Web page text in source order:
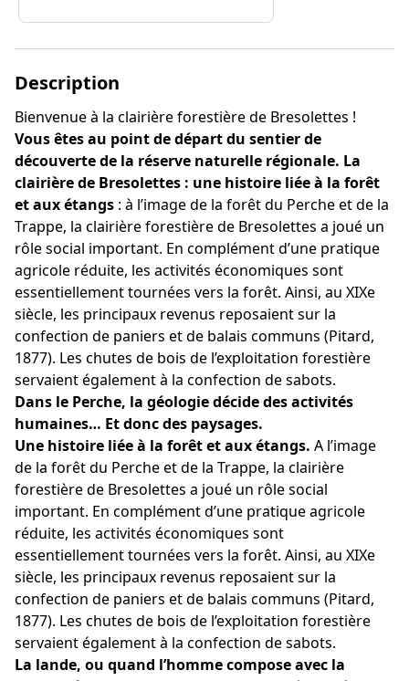
Description
Bienvenue à la clairière forestière de Bresolettes !
Vous êtes au point de départ du sentier de
découverte de la réserve naturelle régionale. La
clairière de Bresolettes : une histoire liée à la forêt
et aux étangs : à l’image de la forêt du Perche et de la
Trappe, la clairière forestière de Bresolettes a joué un
rôle social important. En complément d’une pratique
agricole réduite, les activités économiques sont
essentiellement tournées vers la forêt. Ainsi, au XIXe
siècle, les principaux revenus reposaient sur la
confection de paniers et de balais communs (Pitard,
1877). Les chutes de bois de l’exploitation forestière
servaient également à la confection de sabots.
Dans le Perche, la géologie décide des activités
humaines… Et donc des paysages.
Une histoire liée à la forêt et aux étangs. A l’image
de la forêt du Perche et de la Trappe, la clairière
forestière de Bresolettes a joué un rôle social
important. En complément d’une pratique agricole
réduite, les activités économiques sont
essentiellement tournées vers la forêt. Ainsi, au XIXe
siècle, les principaux revenus reposaient sur la
confection de paniers et de balais communs (Pitard,
1877). Les chutes de bois de l’exploitation forestière
servaient également à la confection de sabots.
La lande, ou quand l’homme compose avec la